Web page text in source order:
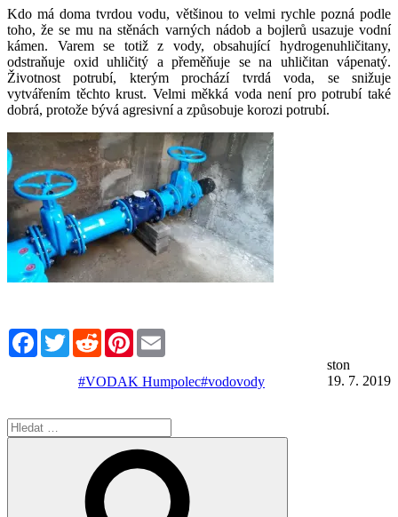
Kdo má doma tvrdou vodu, většinou to velmi rychle pozná podle
toho, že se mu na stěnách varných nádob a bojlerů usazuje vodní
kámen. Varem se totiž z vody, obsahující hydrogenuhličitany,
odstraňuje oxid uhličitý a přeměňuje se na uhličitan vápenatý.
Životnost potrubí, kterým prochází tvrdá voda, se snižuje
vytvářením těchto krust. Velmi měkká voda není pro potrubí také
dobrá, protože bývá agresivní a způsobuje korozi potrubí.
FacebookTwitterRedditPinterest
ston
19. 7. 2019
#VODAK Humpolec#vodovody
Hledat: